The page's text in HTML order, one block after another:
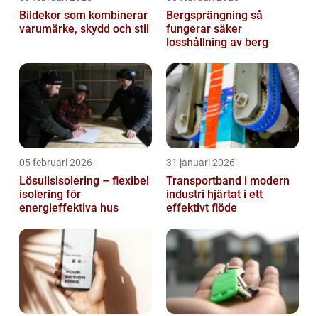
Bildekor som kombinerar
varumärke, skydd och stil
Bergsprängning så
fungerar säker
losshållning av berg
05 februari 2026
Lösullsisolering – flexibel
isolering för
energieffektiva hus
31 januari 2026
Transportband i modern
industri hjärtat i ett
effektivt flöde